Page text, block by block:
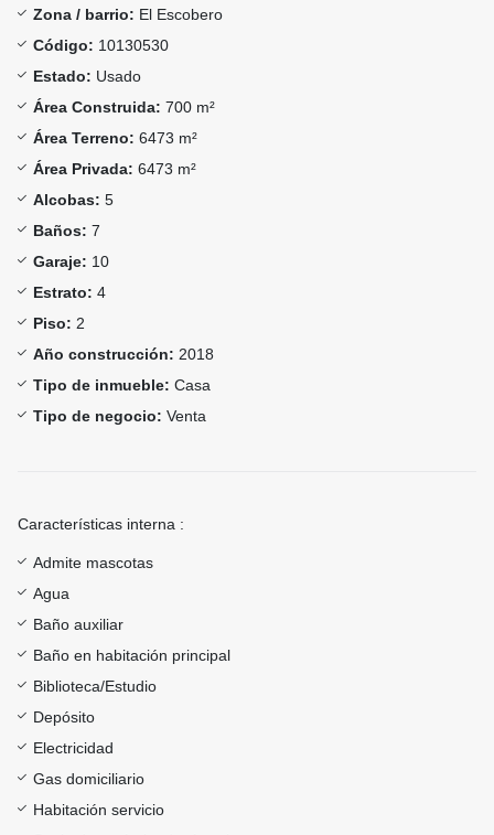
Zona / barrio: El Escobero
Código: 10130530
Estado: Usado
Área Construida: 700 m²
Área Terreno: 6473 m²
Área Privada: 6473 m²
Alcobas: 5
Baños: 7
Garaje: 10
Estrato: 4
Piso: 2
Año construcción: 2018
Tipo de inmueble: Casa
Tipo de negocio: Venta
Características interna :
Admite mascotas
Agua
Baño auxiliar
Baño en habitación principal
Biblioteca/Estudio
Depósito
Electricidad
Gas domiciliario
Habitación servicio